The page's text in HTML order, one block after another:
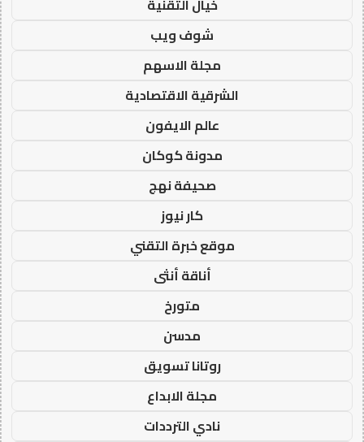
شوف ويب
مجلة الاسهم
الشرقية الاقتصادية
عالم الايفون
مدونة كوكان
صحيفة نهج
كار نيوز
موقع خبرة التقني
أناقة أنثى
متورخ
مدسن
روتانا تسويق
مجلة الابداع
نادي الترددات